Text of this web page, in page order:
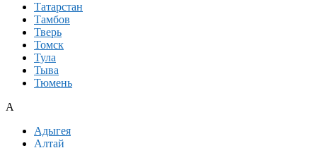
Татарстан
Тамбов
Тверь
Томск
Тула
Тыва
Тюмень
А
Адыгея
Алтай